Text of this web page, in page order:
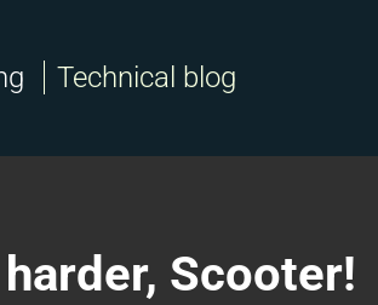
Technical blog
Scooter!